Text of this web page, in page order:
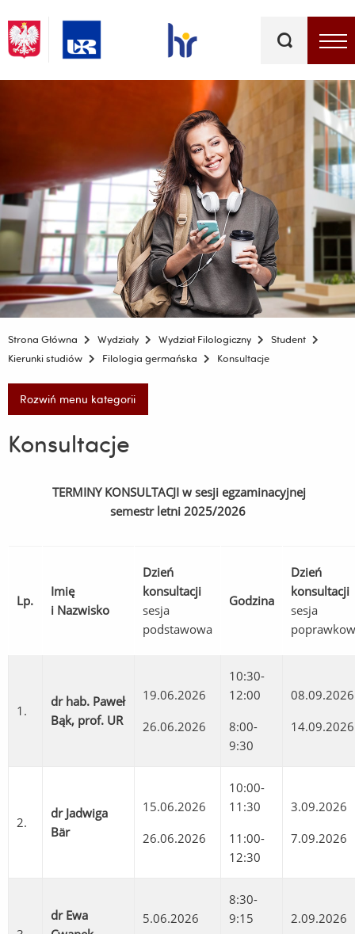
kluczowe
Strona Główna Wydziały Wydział Filologiczny
Student
Kierunki studiów
Filologia germańska Konsultacje
Rozwiń menu kategorii
Konsultacje
TERMINY KONSULTACJI w sesji egzaminacyjnej
semestr letni 2025/2026
Lp.
Imię
i Nazwisko
Dzień
konsultacji
sesja
podstawowa
Godzina
Dzień
konsultacji
sesja
1.
dr hab. Paweł
Bąk, prof. UR
19.06.2026
26.06.2026
10:30-
12:00
8:00-
9:30
08.09.2026
14.09.2026
2.
dr Jadwiga
Bär
15.06.2026
26.06.2026
10:00-
11:30
11:00-
12:30
3.09.2026
7.09.2026
dr Ewa
5.06.2026
8:30-
9:15
2.09.2026